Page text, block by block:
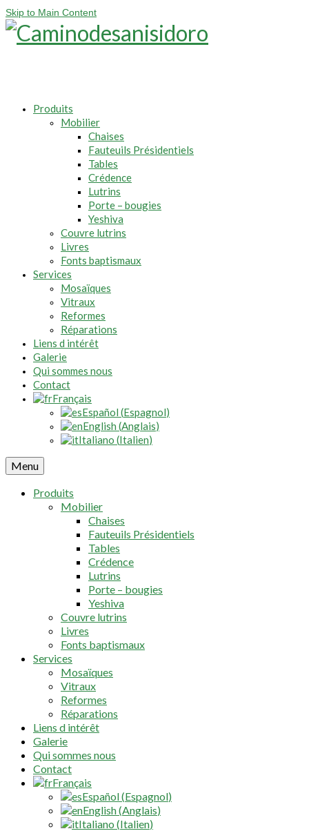
Skip to Main Content
Produits
Mobilier
Chaises
Fauteuils Présidentiels
Tables
Crédence
Lutrins
Porte – bougies
Yeshiva
Couvre lutrins
Livres
Fonts baptismaux
Services
Mosaïques
Vitraux
Reformes
Réparations
Liens d intérêt
Galerie
Qui sommes nous
Contact
Français
Español (Espagnol)
English (Anglais)
Italiano (Italien)
Menu
Produits
Mobilier
Chaises
Fauteuils Présidentiels
Tables
Crédence
Lutrins
Porte – bougies
Yeshiva
Couvre lutrins
Livres
Fonts baptismaux
Services
Mosaïques
Vitraux
Reformes
Réparations
Liens d intérêt
Galerie
Qui sommes nous
Contact
Français
Español(Espagnol)
English(Anglais)
Italiano (Italien)